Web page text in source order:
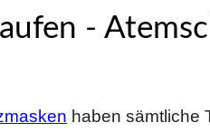
-
haben sämtliche